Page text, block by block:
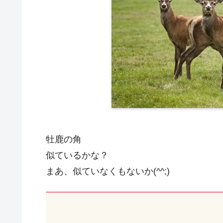
牡鹿の角
似ているかな？
まあ、似ていなくもないか(^^;)